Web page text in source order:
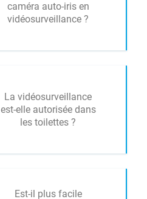
caméra auto-iris en
vidéosurveillance ?
La vidéosurveillance
est-elle autorisée dans
les toilettes ?
Est-il plus facile